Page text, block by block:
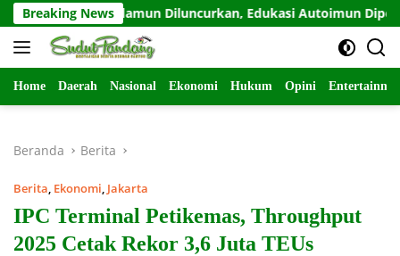
Langsung
ke
konten
Breaking News
Odamun Diluncurkan, Edukasi Autoimun Diperkuat
Home Daerah Nasional Ekonomi Hukum Opini
Beranda Berita
Berita, Ekonomi, Jakarta
IPC Terminal Petikemas, Throughput
2025 Cetak Rekor 3,6 Juta TEUs